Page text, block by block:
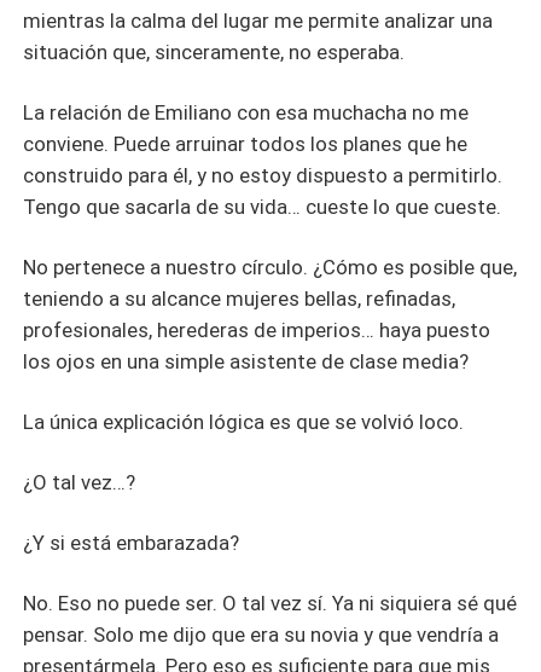
mientras la calma del lugar me permite analizar una
situación que, sinceramente, no esperaba.
La relación de Emiliano con esa muchacha no me
conviene. Puede arruinar todos los planes que he
construido para él, y no estoy dispuesto a permitirlo.
Tengo que sacarla de su vida… cueste lo que cueste.
No pertenece a nuestro círculo. ¿Cómo es posible que,
teniendo a su alcance mujeres bellas, refinadas,
profesionales, herederas de imperios… haya puesto
los ojos en una simple asistente de clase media?
La única explicación lógica es que se volvió loco.
¿O tal vez…?
¿Y si está embarazada?
No. Eso no puede ser. O tal vez sí. Ya ni siquiera sé qué
pensar. Solo me dijo que era su novia y que vendría a
presentármela. Pero eso es suficiente para que mis